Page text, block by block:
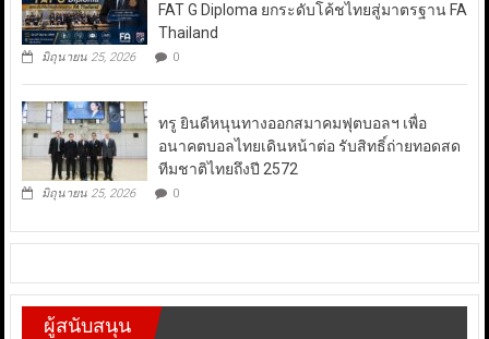
FAT G Diploma ยกระดับโค้ชไทยสู่มาตรฐาน FA
Thailand
มิถุนายน 25, 2026 0
ทรู ยินดีหนุนทางออกสมาคมฟุตบอลฯ เพื่อ
อนาคตบอลไทยเดินหน้าต่อ รับสิทธิ์ถ่ายทอดสด
ทีมชาติไทยถึงปี 2572
มิถุนายน 25, 2026 0
ผู้สนับสนุน